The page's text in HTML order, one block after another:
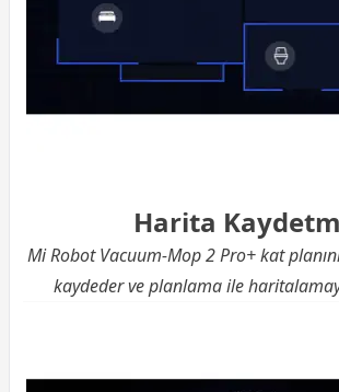
Harita
Mi Robot Vacuum-Mop 2 Pro+ kat
kaydeder ve planlama ile